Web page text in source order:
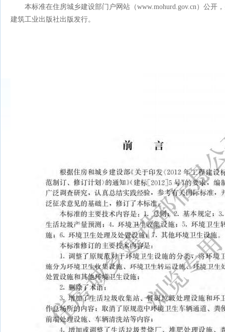
本标准在住房城乡建设部门户网站（www.mohurd.gov.cn）公开
建筑工业出版社出版发行。